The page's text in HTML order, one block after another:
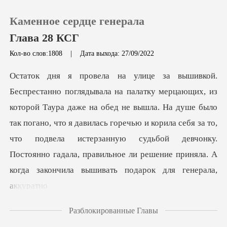
0
Пополнить
Каменное сердце генерала
Глава 28 КСГ
Кол-во слов:1808 | Дата выхода: 27/09/2022
обед не вышла. На душе было
так погано, что я давилась горечью и корила себя за то,
что подвела истерзанную судьбой
Разблокированные Главы